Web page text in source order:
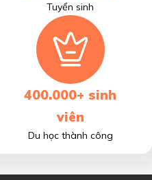
Tuyển sinh
400.000+ sinh
viên
Du học thành công